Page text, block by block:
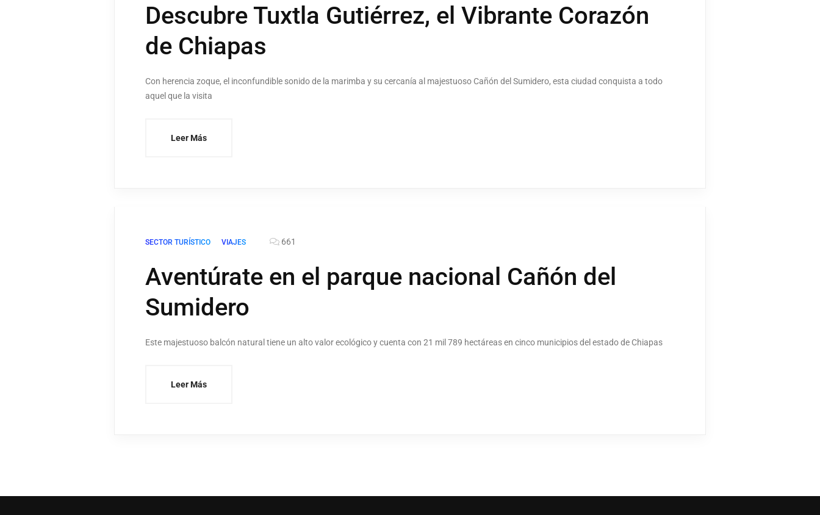
Descubre Tuxtla Gutiérrez, el Vibrante Corazón
de Chiapas
Con herencia zoque, el inconfundible sonido de la marimba y su cercanía al majestuoso Cañón del Sumidero, esta ciudad conquista a todo
aquel que la visita
Leer Más
SECTOR TURÍSTICO VIAJES 661
Aventúrate en el parque nacional Cañón del
Sumidero
Este majestuoso balcón natural tiene un alto valor ecológico y cuenta con 21 mil 789 hectáreas en cinco municipios del estado de Chiapas
Leer Más